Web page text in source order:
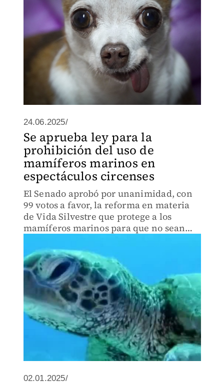
24.06.2025/
Se aprueba ley para la
prohibición del uso de
mamíferos marinos en
espectáculos circenses
El Senado aprobó por unanimidad, con
99 votos a favor, la reforma en materia
de Vida Silvestre que protege a los
mamíferos marinos para que no sean
entretenimiento.
02.01.2025/